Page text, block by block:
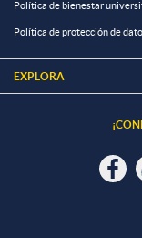
Política de bienestar
Política de protección de
EXPLORA